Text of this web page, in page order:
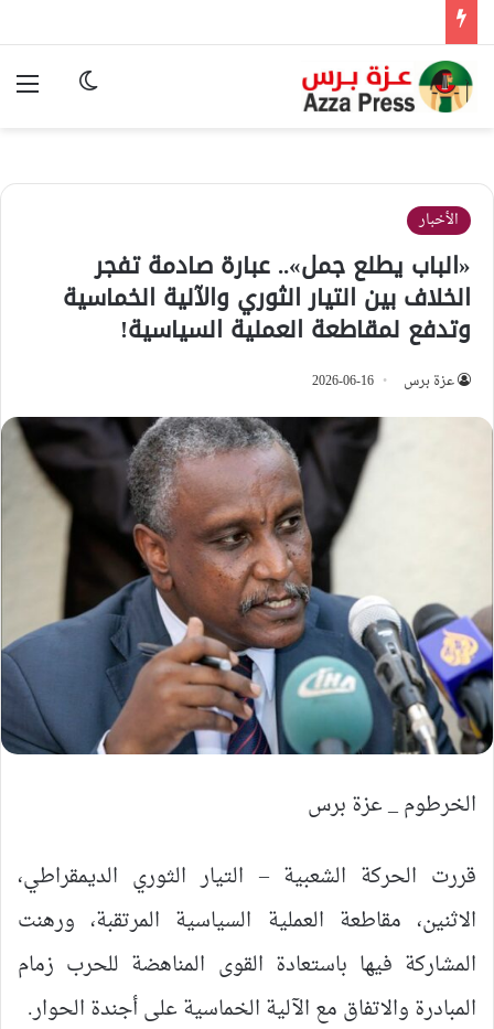
الوضع
الأخبار
​«الباب يطلع جمل».. عبارة صادمة تفجر
الخلاف بين التيار الثوري والآلية الخماسية
وتدفع لمقاطعة العملية السياسية!
عزة برس 2026-06-16
الخرطوم _ عزة برس
قررت الحركة الشعبية – التيار الثوري الديمقراطي،
الاثنين، مقاطعة العملية السياسية المرتقبة، ورهنت
المشاركة فيها باستعادة القوى المناهضة للحرب زمام
المبادرة والاتفاق مع الآلية الخماسية على أجندة الحوار.